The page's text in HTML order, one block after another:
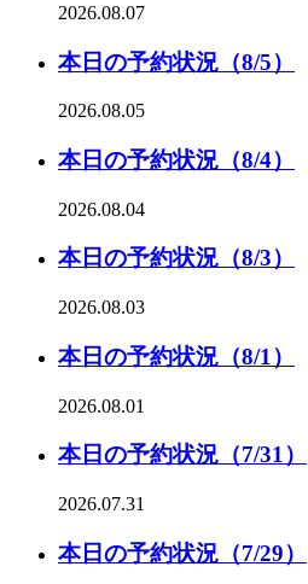
2026.08.07
本日の予約状況（8/5）
2026.08.05
本日の予約状況（8/4）
2026.08.04
本日の予約状況（8/3）
2026.08.03
本日の予約状況（8/1）
2026.08.01
本日の予約状況（7/31）
2026.07.31
本日の予約状況（7/29）